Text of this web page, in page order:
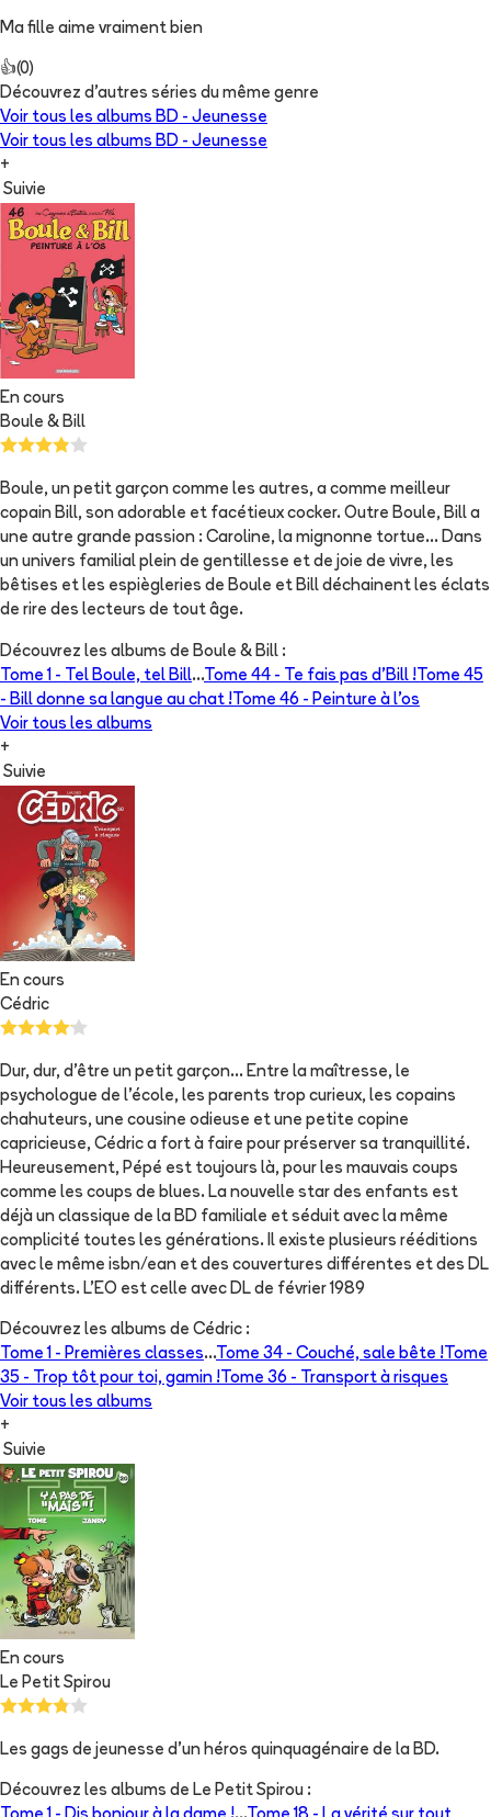
Ma fille aime vraiment bien
👍(0)
Découvrez d'autres séries du même genre
Voir tous les albums BD - Jeunesse
Voir tous les albums BD - Jeunesse
+
Suivie
En cours
Boule & Bill
Boule, un petit garçon comme les autres, a comme meilleur
copain Bill, son adorable et facétieux cocker. Outre Boule, Bill a
une autre grande passion : Caroline, la mignonne tortue... Dans
un univers familial plein de gentillesse et de joie de vivre, les
bêtises et les espiègleries de Boule et Bill déchainent les éclats
de rire des lecteurs de tout âge.
Découvrez les albums de Boule & Bill :
Tome 1 -
Tel Boule, tel Bill...Tome 44 - Te fais pas d'Bill ! Tome 45
- Bill donne sa langue au chat ! Tome 46 - Peinture à l’os
Voir tous les albums
+
Suivie
En cours
Cédric
Dur, dur, d'être un petit garçon... Entre la maîtresse, le
psychologue de l'école, les parents trop curieux, les copains
chahuteurs, une cousine odieuse et une petite copine
capricieuse, Cédric a fort à faire pour préserver sa tranquillité.
Heureusement, Pépé est toujours là, pour les mauvais coups
comme les coups de blues. La nouvelle star des enfants est
déjà un classique de la BD familiale et séduit avec la même
complicité toutes les générations. Il existe plusieurs rééditions
avec le même isbn/ean et des couvertures différentes et des DL
différents. L'EO est celle avec DL de février 1989
Découvrez les albums de Cédric :
Tome 1 - Premières classes...Tome 34 - Couché, sale bête ! Tome
35 -
Trop tôt pour toi, gamin ! Tome 36 -
Transport à risques
Voir tous les albums
+
Suivie
En cours
Le Petit Spirou
Les gags de jeunesse d'un héros quinquagénaire de la BD.
Découvrez les albums de Le Petit Spirou :